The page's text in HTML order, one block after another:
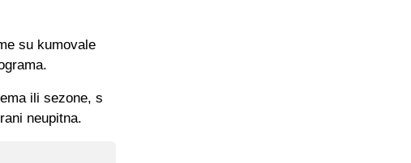
su kumovale
ili sezone, s
neupitna.